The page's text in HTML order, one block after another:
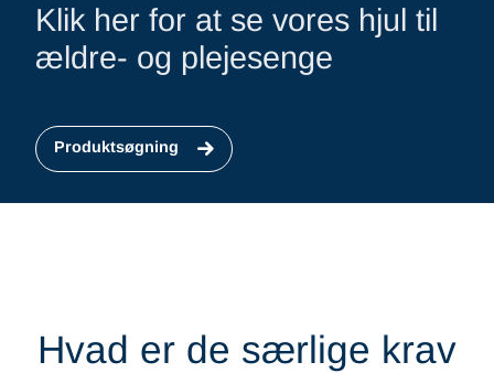
Klik her for at se vores hjul til
ældre- og plejesenge
Produktsøgning
Hvad er de særlige krav